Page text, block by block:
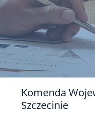
Komenda
Szczecinie